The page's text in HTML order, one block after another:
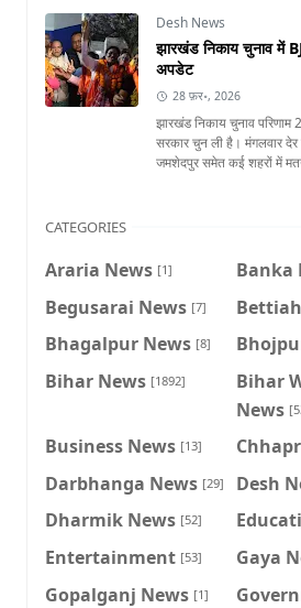
Desh News
झारखंड निकाय चुनाव में
अपडेट
28 फ़र॰, 2026
झारखंड निकाय चुनाव
सरकार चुन ली है। मंगलवार देर
जमशेदपुर समेत कई शहरों में
CATEGORIES
Araria News [1] Banka
Begusarai News [7]
Bhagalpur News [8]
Bihar News [1892]
Bihar
News
Business News [13]
Darbhanga News [29] Desh
Dharmik News [52]
Entertainment [53] Gaya
Gopalganj News [1]